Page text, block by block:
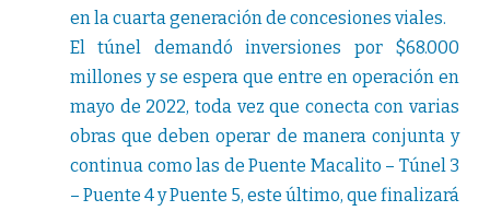
en la cuarta generación de concesiones viales.
El túnel demandó inversiones por $68.000
millones y se espera que entre en operación en
mayo de 2022, toda vez que conecta con varias
obras que deben operar de manera conjunta y
continua como las de Puente Macalito – Túnel 3
– Puente 4 y Puente 5, este último, que finalizará